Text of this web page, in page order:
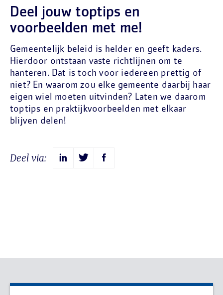
Deel jouw toptips en
voorbeelden met me!
Gemeentelijk beleid is helder en geeft kaders.
Hierdoor ontstaan vaste richtlijnen om te
hanteren. Dat is toch voor iedereen prettig of
niet? En waarom zou elke gemeente daarbij haar
eigen wiel moeten uitvinden? Laten we daarom
toptips en praktijkvoorbeelden met elkaar
blijven delen!
Deel via: